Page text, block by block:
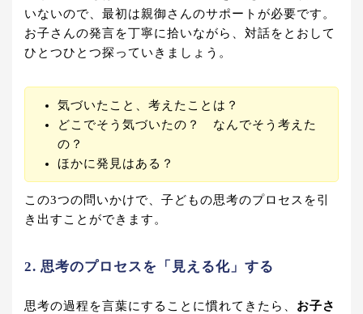
いないので、最初は親御さんのサポートが必要です。
お子さんの発言を丁寧に拾いながら、対話をとおして
ひとつひとつ探っていきましょう。
気づいたこと、考えたことは？
どこでそう気づいたの？ なんでそう考えた
の？
ほかに発見はある？
この3つの問いかけで、子どもの思考のプロセスを引
き出すことができます。
2. 思考のプロセスを「見える化」する
思考の過程を言葉にすることに慣れてきたら、 お子さ